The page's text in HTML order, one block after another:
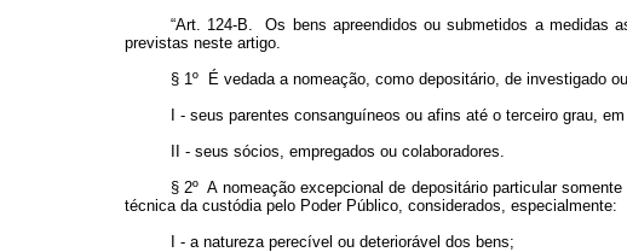
“Art. 124-B. Os bens apreendidos ou submetidos a medidas
previstas neste artigo.
§ 1º É vedada a nomeação, como depositário, de investigado
I - seus parentes consanguíneos ou afins até o terceiro grau,
II - seus sócios, empregados ou colaboradores.
§ 2º A nomeação excepcional de depositário particular
técnica da custódia pelo Poder Público, considerados, especialmente:
I - a natureza perecível ou deteriorável dos bens;